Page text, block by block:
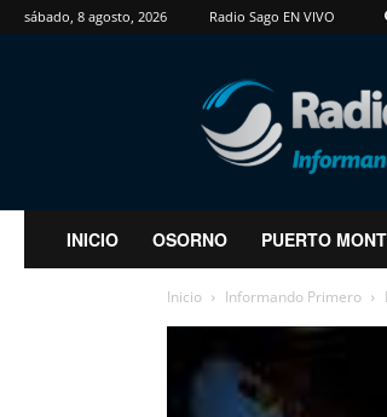
sábado, 8 agosto, 2026 Radio Sago EN VIVO
RadioSago
INICIO OSORNO PUERTO
Inicio Informando Primero